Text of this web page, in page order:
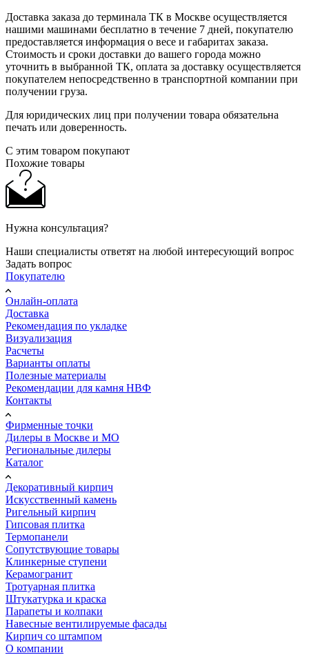
Доставка заказа до терминала ТК в Москве осуществляется
нашими машинами бесплатно в течение 7 дней, покупателю
предоставляется информация о весе и габаритах заказа.
Стоимость и сроки доставки до вашего города можно
уточнить в выбранной ТК, оплата за доставку осуществляется
покупателем непосредственно в транспортной компании при
получении груза.
Для юридических лиц при получении товара обязательна
печать или доверенность.
С этим товаром покупают
Похожие товары
Нужна консультация?
Наши специалисты ответят на любой интересующий вопрос
Задать вопрос
Покупателю
Онлайн-оплата
Доставка
Рекомендация по укладке
Визуализация
Расчеты
Варианты оплаты
Полезные материалы
Рекомендации для камня НВФ
Контакты
Фирменные точки
Дилеры в Москве и МО
Региональные дилеры
Каталог
Декоративный кирпич
Искусственный камень
Ригельный кирпич
Гипсовая плитка
Термопанели
Сопутствующие товары
Клинкерные ступени
Керамогранит
Тротуарная плитка
Штукатурка и краска
Парапеты и колпаки
Навесные вентилируемые фасады
Кирпич со штампом
О компании